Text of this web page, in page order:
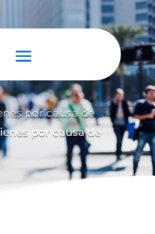
por causa de
por causa de